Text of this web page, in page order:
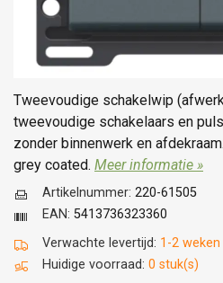
Tweevoudige schakelwip
tweevoudige schakelaars en
zonder binnenwerk en
grey coated. Meer informatie »
Verwachte levertijd: 1-2 weken
Huidige voorraad: 0 stuk(s)
Artikelnummer: 220-61505
EAN: 5413736323360